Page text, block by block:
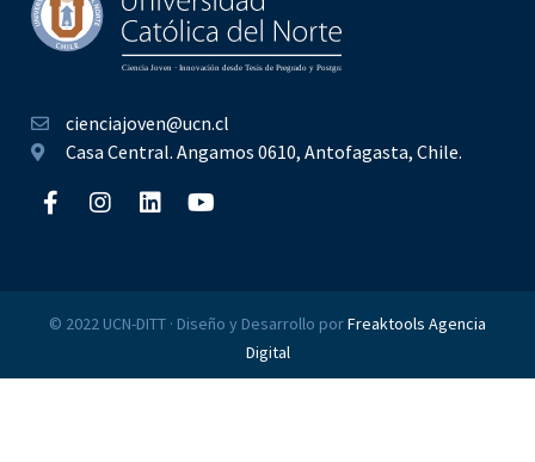
cienciajoven@ucn.cl
Casa Central. Angamos 0610, Antofagasta, Chile.
© 2022 UCN-DITT · Diseño y Desarrollo porFreaktools Agencia
Digital